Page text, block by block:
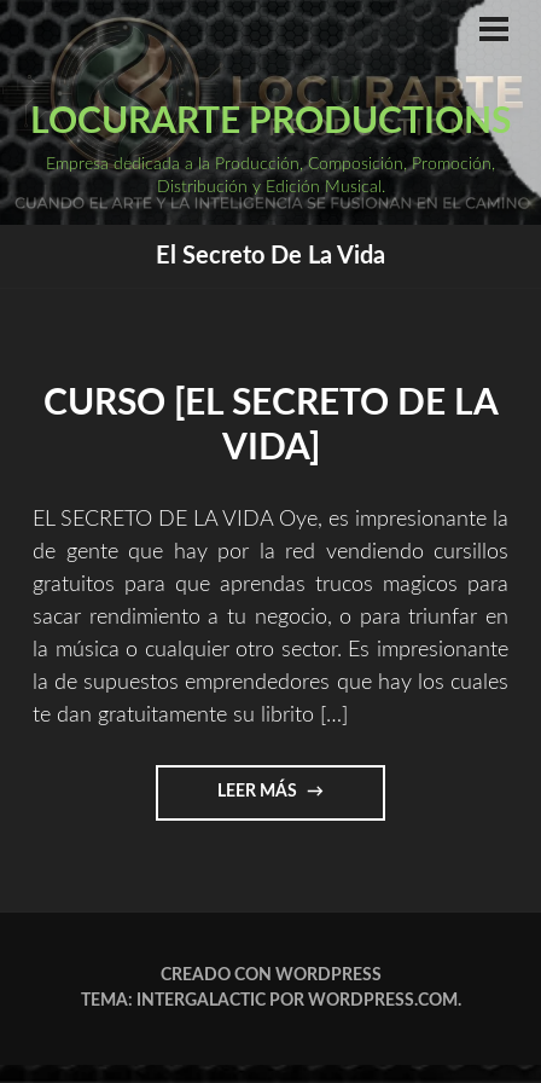
Saltar
al
contenido
LOCURARTE PRODUCTIONS
Empresa dedicada a la Producción, Composición, Promoción,
Distribución y Edición Musical.
El Secreto De La Vida
CURSO [EL SECRETO DE LA
VIDA]
EL SECRETO DE LA VIDA Oye, es impresionante la
de gente que hay por la red vendiendo cursillos
gratuitos para que aprendas trucos magicos para
sacar rendimiento a tu negocio, o para triunfar en
la música o cualquier otro sector. Es impresionante
la de supuestos emprendedores que hay los cuales
te dan gratuitamente su librito […]
LEER MÁS "CURSO
[EL
CREADO CON WORDPRESS
TEMA: INTERGALACTIC POR WORDPRESS.COM.